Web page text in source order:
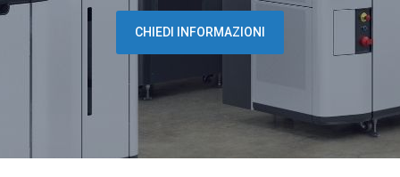
CHIEDI INFORMAZIONI